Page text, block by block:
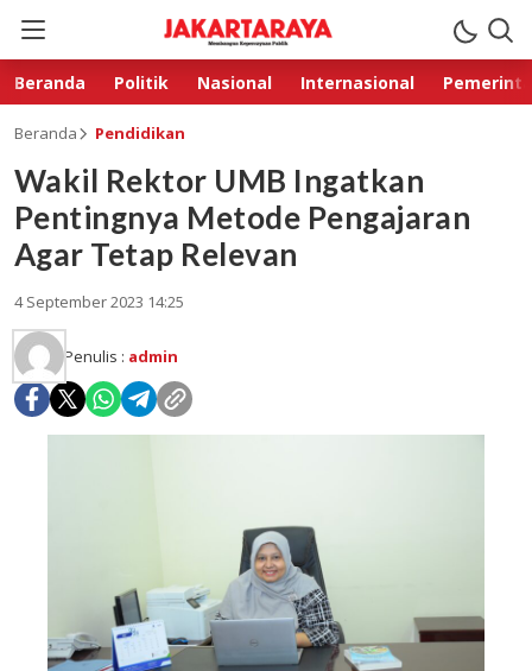
Beranda Politik Nasional Internasional
Beranda Pendidikan
Wakil Rektor UMB Ingatkan
Pentingnya Metode Pengajaran
Agar Tetap Relevan
4 September 2023 14:25
Penulis : admin